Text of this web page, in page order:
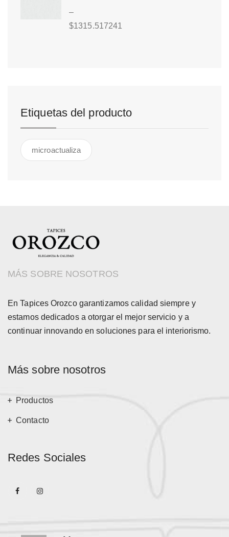
–
$1315.517241
Etiquetas del producto
microactualiza
MÁS SOBRE NOSOTROS
En Tapices Orozco garantizamos calidad siempre y
estamos dedicados a otorgar el mejor servicio y a
continuar innovando en soluciones para el interiorismo.
Más sobre nosotros
Productos
Contacto
Redes Sociales